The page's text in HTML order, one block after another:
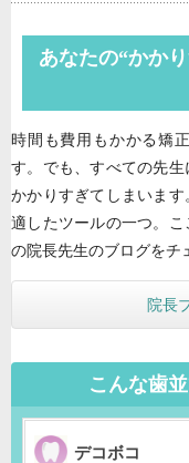
あなたの“かか
時間も費用もかかる矯
す。でも、すべての先
かかりすぎてしまいま
適したツールの一つ。
の院長先生のブログをチ
院長
こんな歯
デコボコ